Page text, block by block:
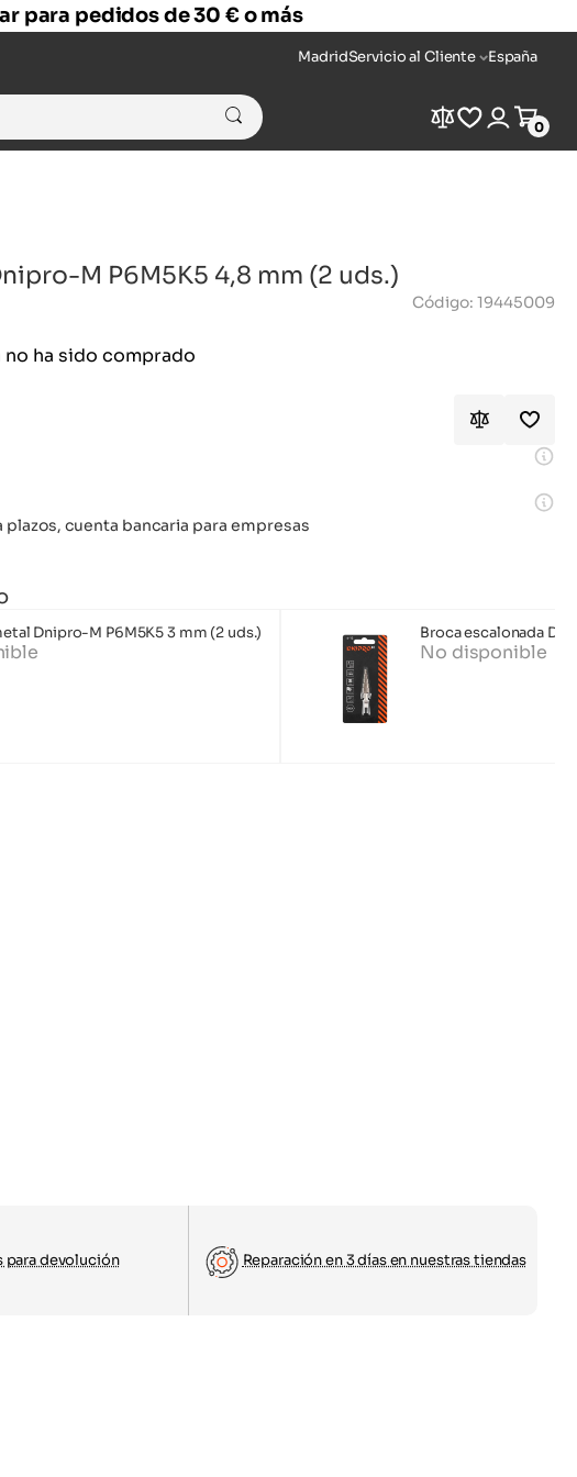
para pedidos de 30 € o más
MadridServicio al Cliente España
Compare
Wishlist
Login
Cart
0
M P6M5K5 4,8 mm (2 uds.)
Código: 19445009
ha sido comprado
plazos, cuenta bancaria para empresas
Dnipro-M P6M5K5 3 mm (2 uds.) Broca escalonada
No disponible
para devolución Reparación en 3 días en nuestras tiendas